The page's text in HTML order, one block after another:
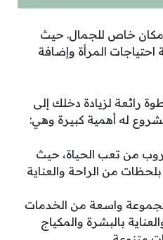
خاص للجمال. حيث
احتياجات المرأة وإضافة
رائعة لزيادة دخلك إلى
من تعب الحياة، حيث
من الراحة والعناية
واسعة من الخدمات
بالبشرة والمكياج